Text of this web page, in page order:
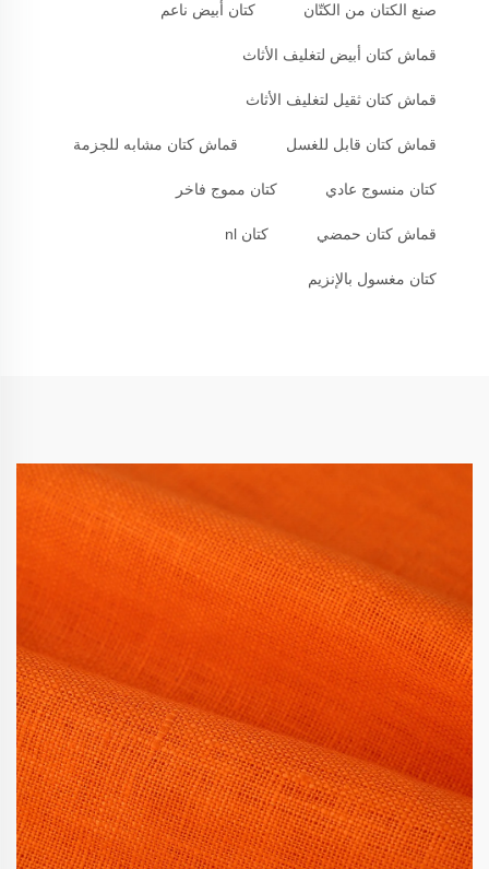
صنع الكتان من الكتّان كتان أبيض ناعم
قماش كتان أبيض لتغليف الأثاث
قماش كتان ثقيل لتغليف الأثاث
قماش كتان قابل للغسل قماش كتان مشابه للجزمة
كتان منسوج عادي كتان مموج فاخر
قماش كتان حمضي كتان nl
كتان مغسول بالإنزيم